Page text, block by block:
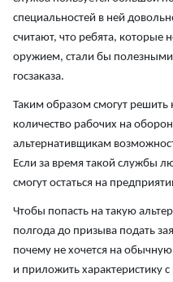
специальностей в ней
считают, что ребята, которые
оружием, стали бы
госзаказа.
Таким образом смогут
количество рабочих на
альтернативщикам
Если за время такой службы
смогут остаться на
Чтобы попасть на такую
полгода до призыва подать
почему не хочется на
и приложить характеристику